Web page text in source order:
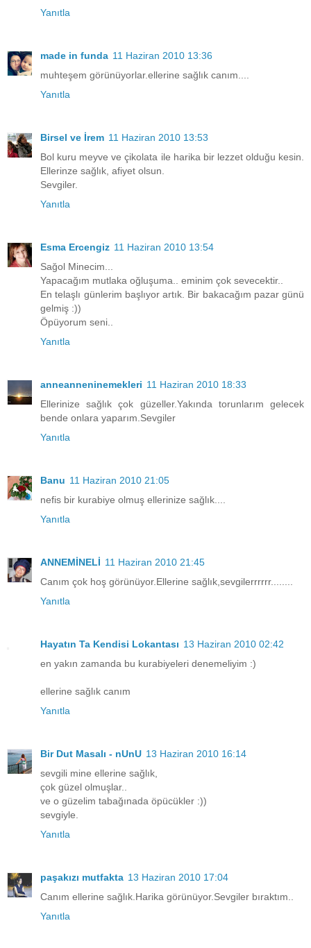
Yanıtla
made in funda 11 Haziran 2010 13:36
muhteşem görünüyorlar.ellerine sağlık canım....
Yanıtla
Birsel ve İrem 11 Haziran 2010 13:53
Bol kuru meyve ve çikolata ile harika bir lezzet olduğu kesin.
Ellerinze sağlık, afiyet olsun.
Sevgiler.
Yanıtla
Esma Ercengiz 11 Haziran 2010 13:54
Sağol Minecim...
Yapacağım mutlaka oğluşuma.. eminim çok sevecektir..
En telaşlı günlerim başlıyor artık. Bir bakacağım pazar günü
gelmiş :))
Öpüyorum seni..
Yanıtla
anneanneninemekleri 11 Haziran 2010 18:33
Ellerinize sağlık çok güzeller.Yakında torunlarım gelecek
bende onlara yaparım.Sevgiler
Yanıtla
Banu 11 Haziran 2010 21:05
nefis bir kurabiye olmuş ellerinize sağlık....
Yanıtla
ANNEMİNELİ 11 Haziran 2010 21:45
Canım çok hoş görünüyor.Ellerine sağlık,sevgilerrrrrr........
Yanıtla
Hayatın Ta Kendisi Lokantası 13 Haziran 2010 02:42
en yakın zamanda bu kurabiyeleri denemeliyim :)
ellerine sağlık canım
Yanıtla
Bir Dut Masalı - nUnU 13 Haziran 2010 16:14
sevgili mine ellerine sağlık,
çok güzel olmuşlar..
ve o güzelim tabağınada öpücükler :))
sevgiyle.
Yanıtla
paşakızı mutfakta 13 Haziran 2010 17:04
Canım ellerine sağlık.Harika görünüyor.Sevgiler bıraktım..
Yanıtla